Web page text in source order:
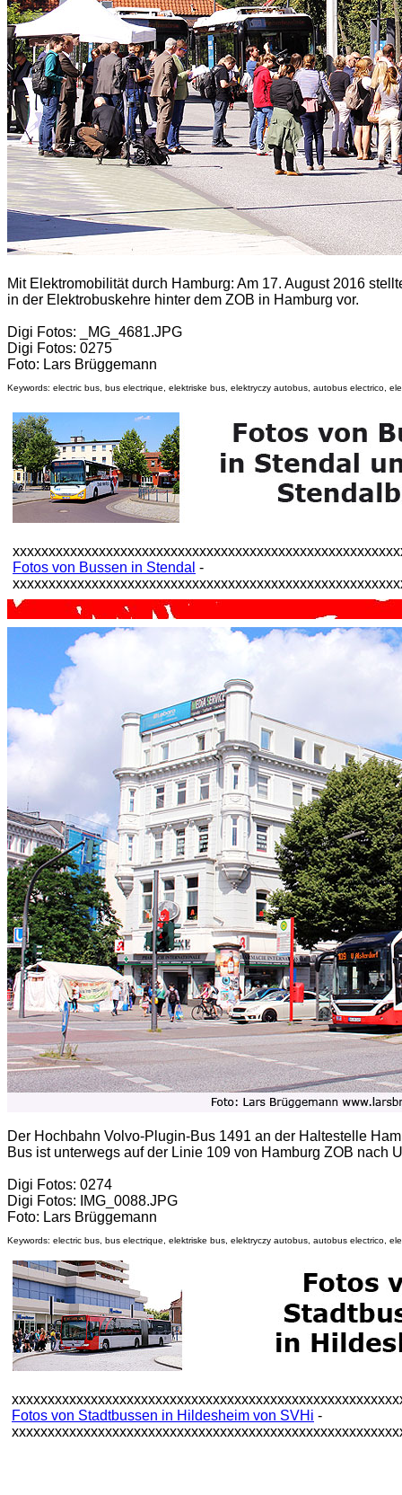
Mit Elektromobilität durch Hamburg: Am 17. August 2016
in der Elektrobuskehre hinter dem ZOB in Hamburg vor.
Digi Fotos: _MG_4681.JPG
Digi Fotos: 0275
Foto: Lars Brüggemann
Keywords: electric bus, bus electrique, elektriske bus, elektryczy autobus, autobus electrico,
Fotos von Bussen in Stendal -
Der Hochbahn Volvo-Plugin-Bus 1491 an der Haltestelle
Bus ist unterwegs auf der Linie 109 von Hamburg ZOB nach
Digi Fotos: 0274
Digi Fotos: IMG_0088.JPG
Foto: Lars Brüggemann
Keywords: electric bus, bus electrique, elektriske bus, elektryczy autobus, autobus electrico,
Fotos von Stadtbussen in Hildesheim von SVHi -